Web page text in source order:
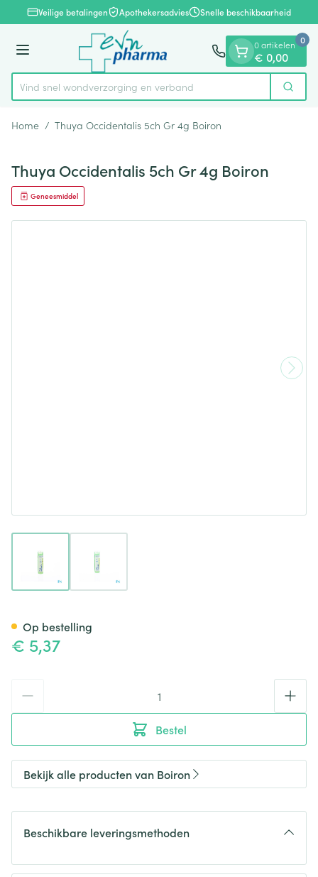
Ga naar de inhoud
1 van 1Veilige betalingen Apothekersadvies Snelle beschikbaarheid
Menu
Product, merk, categorie...
Vind snel wondverzorging en verband Zoek
0 artikelen
€ 0,00
0
Home / Thuya Occidentalis 5ch Gr 4g Boiron
Thuya Occidentalis 5ch Gr 4g Boiron
Geneesmiddel
€ 5,37
Bestel
Op bestelling
Bekijk alle producten van Boiron
Beschikbare leveringsmethoden